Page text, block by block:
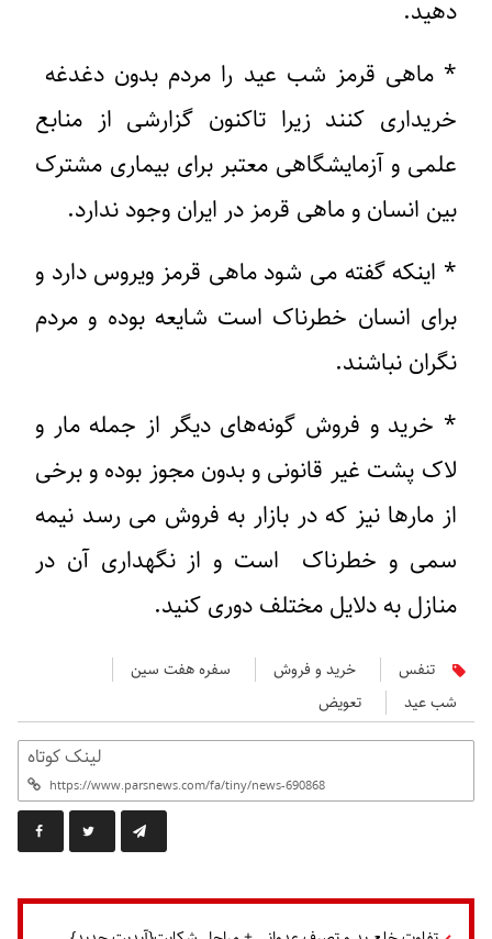
دهید.
* ماهی قرمز شب عید را مردم بدون دغدغه
خریداری کنند زیرا تاکنون گزارشی از منابع
علمی و آزمایشگاهی معتبر برای بیماری مشترک
بین انسان و ماهی قرمز در ایران وجود ندارد.
* اینکه گفته می شود ماهی قرمز ویروس دارد و
برای انسان خطرناک است شایعه بوده و مردم
نگران نباشند.
* خرید و فروش گونه‌های دیگر از جمله مار و
لاک پشت غیر قانونی و بدون مجوز بوده و برخی
از مارها نیز که در بازار به فروش می رسد نیمه
سمی و خطرناک است و از نگهداری آن در
منازل به دلایل مختلف دوری کنید.
تنفس خرید و فروش
سفره هفت سین
شب عید
تعویض
لینک کوتاه